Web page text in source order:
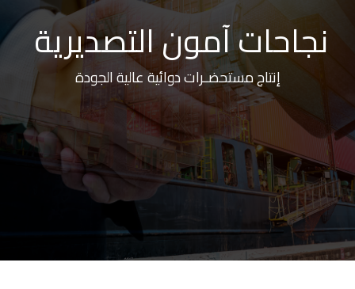
نجاحات آمون التصديرية
إنتاج مستحضـرات دوائية عالية الجودة